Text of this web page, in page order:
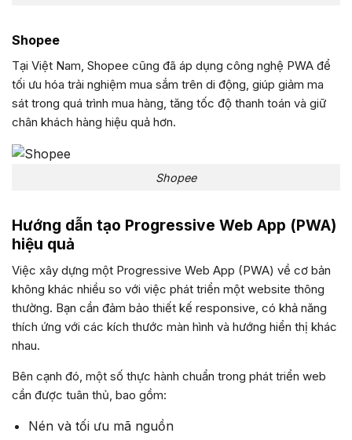
Shopee
Tại Việt Nam, Shopee cũng đã áp dụng công nghệ PWA để
tối ưu hóa trải nghiệm mua sắm trên di động, giúp giảm ma
sát trong quá trình mua hàng, tăng tốc độ thanh toán và giữ
chân khách hàng hiệu quả hơn.
Shopee
Hướng dẫn tạo Progressive Web App (PWA)
hiệu quả
Việc xây dựng một Progressive Web App (PWA) về cơ bản
không khác nhiều so với việc phát triển một website thông
thường. Bạn cần đảm bảo thiết kế responsive, có khả năng
thích ứng với các kích thước màn hình và hướng hiển thị khác
nhau.
Bên cạnh đó, một số thực hành chuẩn trong phát triển web
cần được tuân thủ, bao gồm:
Nén và tối ưu mã nguồn